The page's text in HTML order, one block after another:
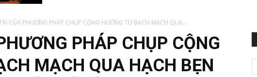
CỦA PHƯƠNG PHÁP CHỤP CỘNG HƯỞNG TỪ BẠCH MẠCH QUA...
PHÁP CHỤP CỘNG
MẠCH QUA HẠCH BẸN